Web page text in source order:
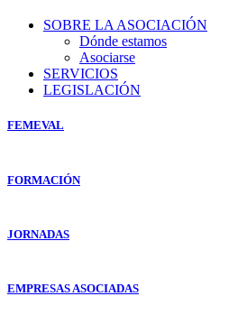
SOBRE LA ASOCIACIÓN
Dónde estamos
Asociarse
SERVICIOS
LEGISLACIÓN
FEMEVAL
FORMACIÓN
JORNADAS
EMPRESAS ASOCIADAS